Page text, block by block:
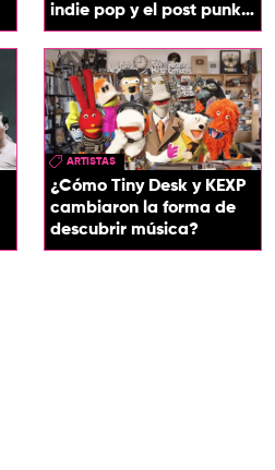
indie pop y el post punk
en su nuevo EP
ARTISTAS
¿Cómo Tiny Desk y KEXP
cambiaron la forma de
descubrir música?